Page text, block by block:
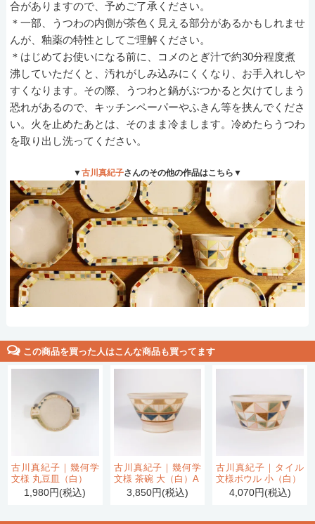
合がありますので、予めご了承ください。
＊一部、うつわの内側が茶色く見える部分があるかもしれませ
んが、釉薬の特性としてご理解ください。
＊はじめてお使いになる前に、コメのとぎ汁で約30分程度煮
沸していただくと、汚れがしみ込みにくくなり、お手入れしや
すくなります。その際、うつわと鍋がぶつかると欠けてしまう
恐れがあるので、キッチンペーパーやふきん等を挟んでくださ
い。火を止めたあとは、そのまま冷まします。冷めたらうつわ
を取り出し洗ってください。
▼古川真紀子さんのその他の作品はこちら▼
この商品を買った人はこんな商品も買ってます
古川真紀子｜幾何学
文様 丸豆皿（白）
1,980円(税込)
古川真紀子｜幾何学
文様 茶碗 大（白）A
3,850円(税込)
古川真紀子｜タイル
文様ボウル 小（白）
4,070円(税込)